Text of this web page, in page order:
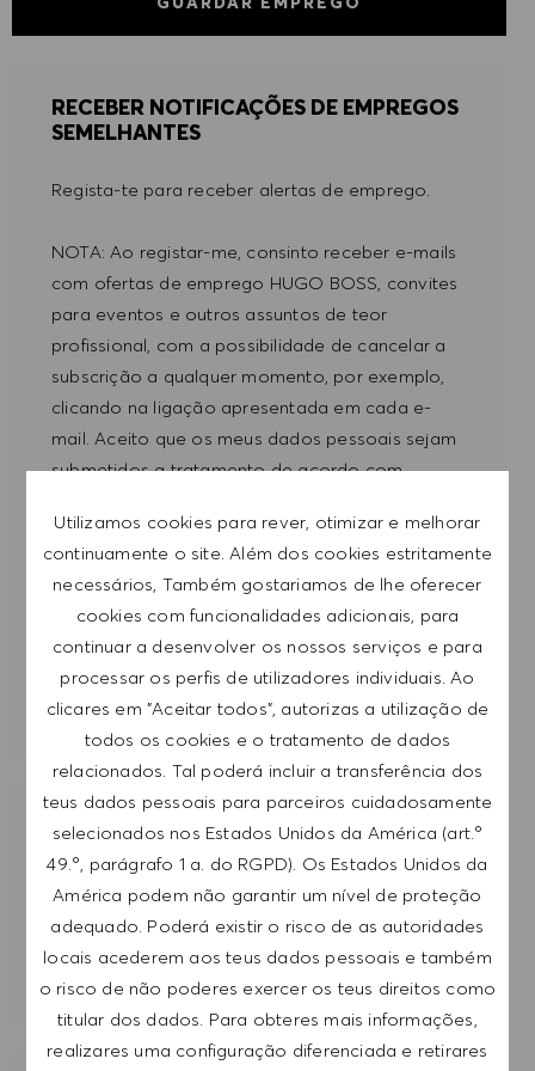
Utilizamos cookies para rever, otimizar e melhorar
continuamente o site. Além dos cookies estritamente
necessários, Também gostariamos de lhe oferecer
cookies com funcionalidades adicionais, para
continuar a desenvolver os nossos serviços e para
processar os perfis de utilizadores individuais. Ao
clicares em "Aceitar todos", autorizas a utilização de
todos os cookies e o tratamento de dados
relacionados. Tal poderá incluir a transferência dos
teus dados pessoais para parceiros cuidadosamente
selecionados nos Estados Unidos da América (art.º
49.º, parágrafo 1 a. do RGPD). Os Estados Unidos da
América podem não garantir um nível de proteção
adequado. Poderá existir o risco de as autoridades
locais acederem aos teus dados pessoais e também
o risco de não poderes exercer os teus direitos como
titular dos dados. Para obteres mais informações,
realizares uma configuração diferenciada e retirares
RECEBER NOTIFICAÇÕES DE EMPREGOS
SEMELHANTES
Regista-te para receber alertas de emprego.
NOTA: Ao registar-me, consinto receber e-mails
com ofertas de emprego HUGO BOSS, convites
para eventos e outros assuntos de teor
profissional, com a possibilidade de cancelar a
subscrição a qualquer momento, por exemplo,
clicando na ligação apresentada em cada e-
mail. Aceito que os meus dados pessoais sejam
submetidos a tratamento de acordo com
Introduzir endereço de e-mail (obrigatório)
SUBMETER
GERIR ALERTAS
RECEBE RECOMENDAÇÕES DE EMPREGO
PERSONALIZADAS COM BASE NOS TEUS
INTERESSES.
COMEÇAR